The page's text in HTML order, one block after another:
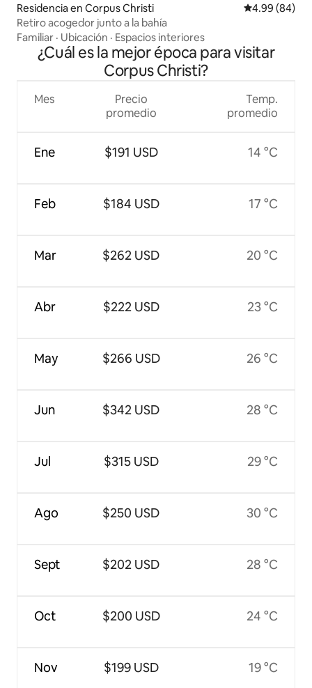
Residencia en Corpus Christi Calificación
4.99 (84)
Retiro acogedor junto a la bahía
Familiar · Ubicación · Espacios interiores
¿Cuál es la mejor época para visitar
Corpus Christi?
Mes
Ene
Feb
Mar
Abr
May
Jun
Jul
Ago
Sept
Oct
Nov
Precio
promedio
$191 USD
$184 USD
$262 USD
$222 USD
$266 USD
$342 USD
$315 USD
$250 USD
$202 USD
$200 USD
$199 USD
Temp.
promedio
14 °C
17 °C
20 °C
23 °C
26 °C
28 °C
29 °C
30 °C
28 °C
24 °C
19 °C